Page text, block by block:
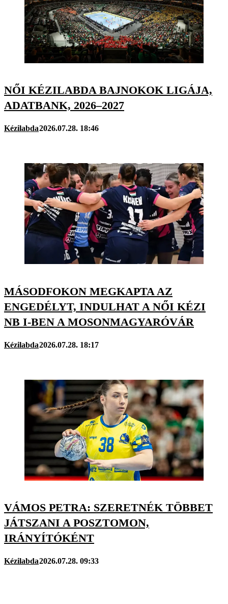
NŐI KÉZILABDA BAJNOKOK LIGÁJA,
ADATBANK, 2026–2027
Kézilabda2026.07.28. 18:46
MÁSODFOKON MEGKAPTA AZ
ENGEDÉLYT, INDULHAT A NŐI KÉZI
NB I-BEN A MOSONMAGYARÓVÁR
Kézilabda2026.07.28. 18:17
VÁMOS PETRA: SZERETNÉK TÖBBET
JÁTSZANI A POSZTOMON,
IRÁNYÍTÓKÉNT
Kézilabda2026.07.28. 09:33